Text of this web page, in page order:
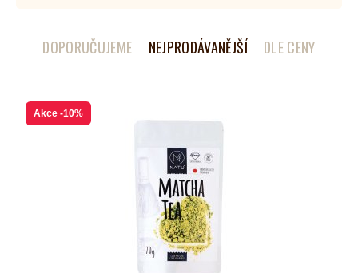
DOPORUČUJEME NEJPRODÁVANĚJŠÍ DLE CENY
Akce -10%